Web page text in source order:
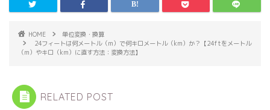
HOME
単位変換・換算
24フィートは何メートル（m）で何キロメートル（km）か？【24ftをメートル
（m）やキロ（km）に直す方法：変換方法】
RELATED POST